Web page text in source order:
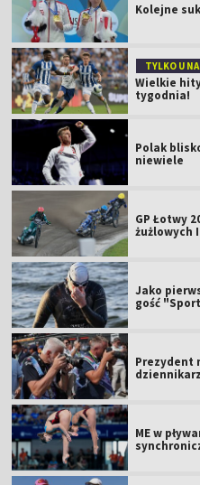
Kolejne
TYLKO U
Wielkie
tygodnia!
Polak
niewiele
GP Łotwy
żużlowych
Jako
gość
Prezydent
ME w